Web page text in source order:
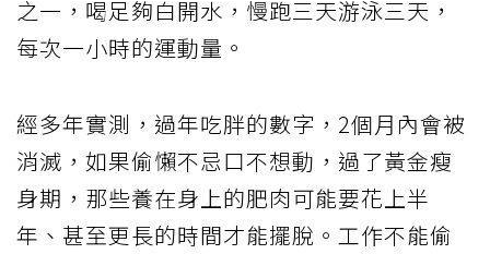
之一，喝足夠白開水，慢跑三天游泳三天，
每次一小時的運動量。
經多年實測，過年吃胖的數字，2個月內會被
消滅，如果偷懶不忌口不想動，過了黃金瘦
身期，那些養在身上的肥肉可能要花上半
年、甚至更長的時間才能擺脫。工作不能偷